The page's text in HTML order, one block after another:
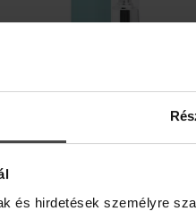
és hirdetések személyre